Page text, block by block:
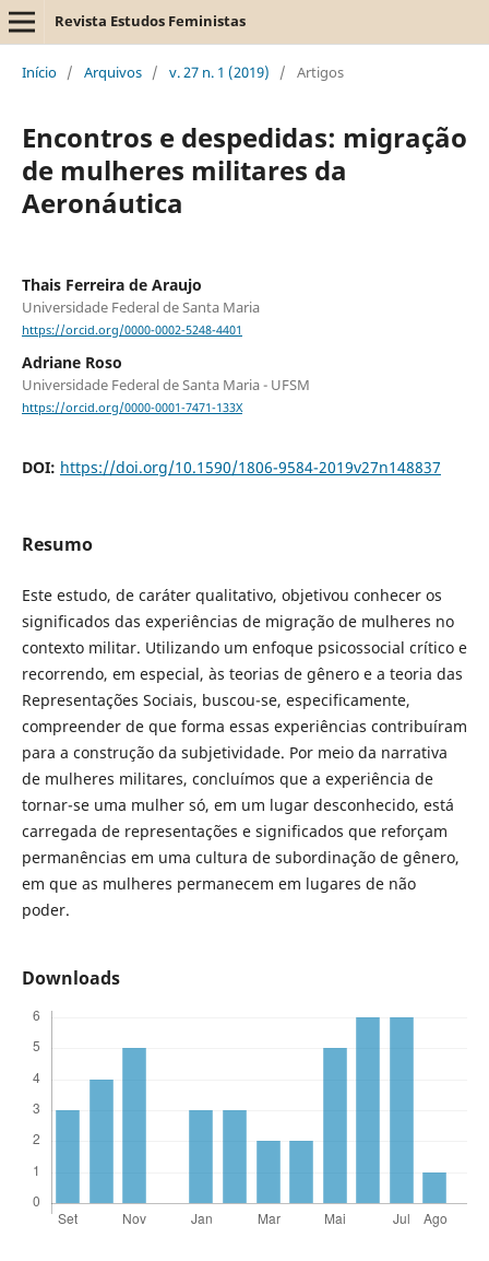
Revista Estudos Feministas
Início / Arquivos / v. 27 n. 1 (2019) / Artigos
Encontros e despedidas: migração
de mulheres militares da
Aeronáutica
Thais Ferreira de Araujo
Universidade Federal de Santa Maria
https://orcid.org/0000-0002-5248-4401
Adriane Roso
Universidade Federal de Santa Maria - UFSM
https://orcid.org/0000-0001-7471-133X
DOI: https://doi.org/10.1590/1806-9584-2019v27n148837
Resumo
Este estudo, de caráter qualitativo, objetivou conhecer os
significados das experiências de migração de mulheres no
contexto militar. Utilizando um enfoque psicossocial crítico e
recorrendo, em especial, às teorias de gênero e a teoria das
Representações Sociais, buscou-se, especificamente,
compreender de que forma essas experiências contribuíram
para a construção da subjetividade. Por meio da narrativa
de mulheres militares, concluímos que a experiência de
tornar-se uma mulher só, em um lugar desconhecido, está
carregada de representações e significados que reforçam
permanências em uma cultura de subordinação de gênero,
em que as mulheres permanecem em lugares de não
poder.
Downloads